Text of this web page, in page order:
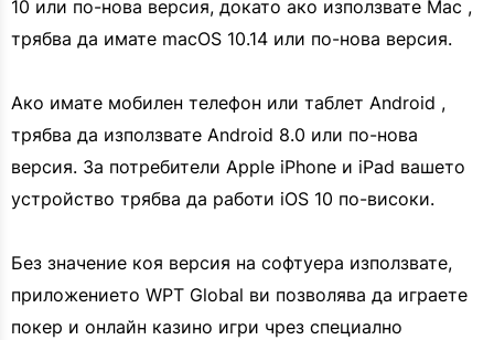
10 или по-нова версия, докато ако използвате Mac ,
трябва да имате macOS 10.14 или по-нова версия.
Ако имате мобилен телефон или таблет Android ,
трябва да използвате Android 8.0 или по-нова
версия. За потребители Apple iPhone и iPad вашето
устройство трябва да работи iOS 10 по-високи.
Без значение коя версия на софтуера използвате,
приложението WPT Global ви позволява да играете
покер и онлайн казино игри чрез специално